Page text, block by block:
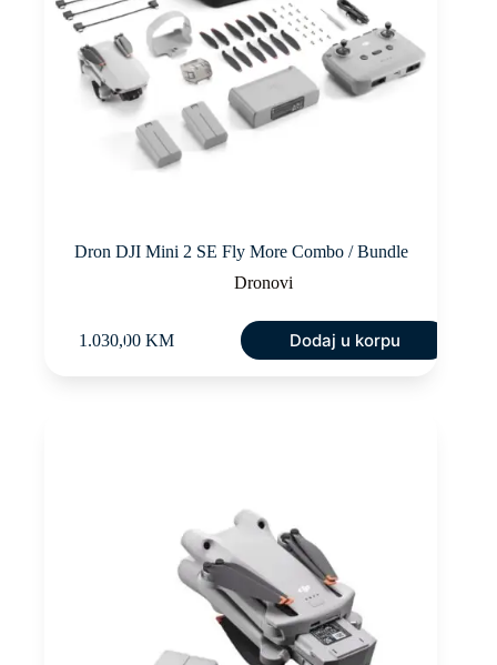
Dron DJI Mini 2 SE Fly More Combo / Bundle
Dronovi
1.030,00 KM Dodaj u korpu